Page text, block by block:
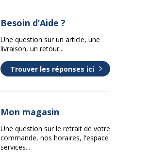
Besoin d’Aide ?
Une question sur un article, une
livraison, un retour...
Trouver les réponses ici
Mon magasin
Une question sur le retrait de votre
commande, nos horaires, l'espace
services...